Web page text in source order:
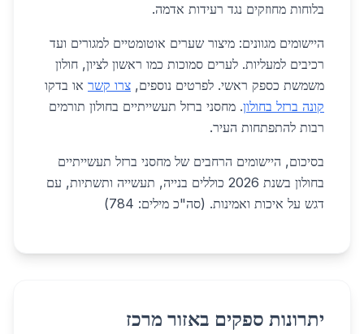
בלוחות מחוזקים נגד רעידות אדמה.
היישומים מגוונים: מיצור שערים אוטומטיים למגורים ועד
רכיבים למעליות. לערים סמוכות כמו ראשון לציון, חולון
משמשת כספק ראשי. לפרטים נוספים, צרו קשר או בדקו
קונה ברזל בחולון. מחסני ברזל תעשייתיים בחולון תורמים
רבות להתפתחות העיר.
בסיכום, היישומים הרחבים של מחסני ברזל תעשייתיים
בחולון בשנת 2026 כוללים בנייה, תעשייה ותשתיות, עם
דגש על איכות ואמינות. (סה"כ מילים: 784)
יתרונות ספקים באזור מרכז